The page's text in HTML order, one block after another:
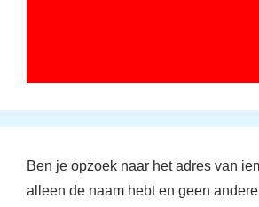
Ben je opzoek naar het adres van
alleen de naam hebt en geen